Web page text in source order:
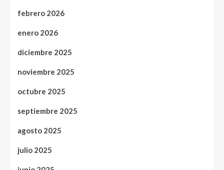
febrero 2026
enero 2026
diciembre 2025
noviembre 2025
octubre 2025
septiembre 2025
agosto 2025
julio 2025